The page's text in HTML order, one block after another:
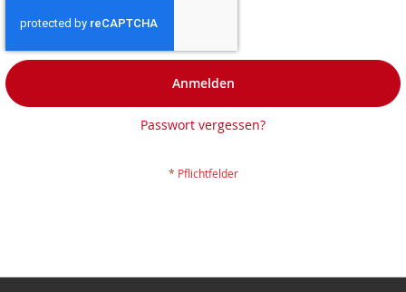
Anmelden
Passwort vergessen?